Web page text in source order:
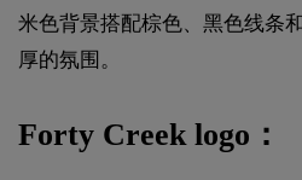
米色背景搭配棕色、黑色线条
厚的氛围。
Forty Creek logo：